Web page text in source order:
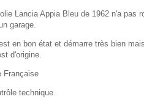
Lancia Appia Bleu de 1962 n'a pas
garage.
en bon état et démarre très bien
d'origine.
Française
technique.